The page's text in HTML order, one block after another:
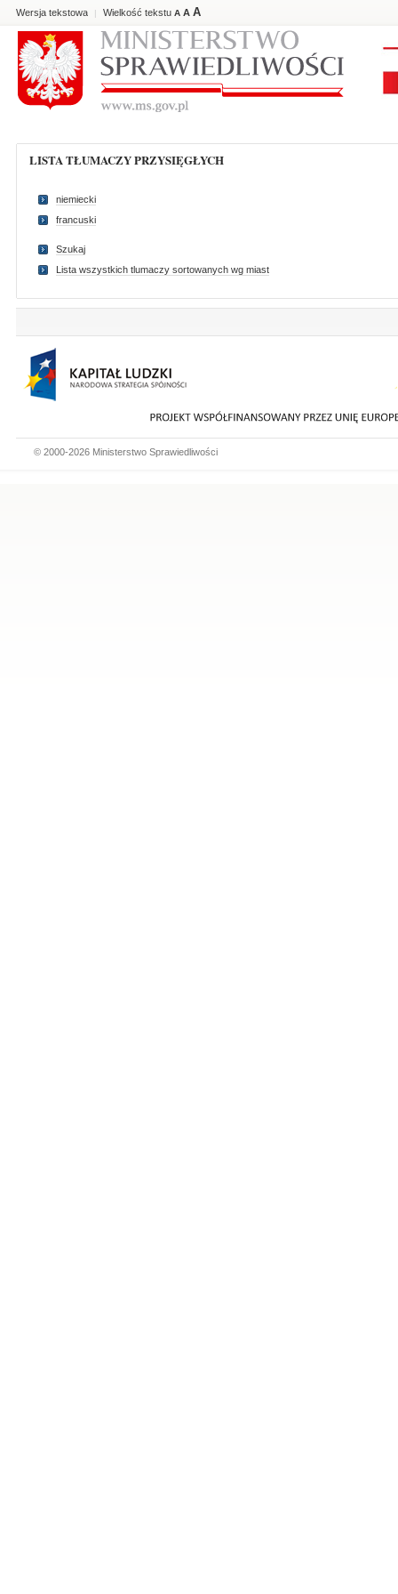
Wersja tekstowa | Wielkość tekstu A A A
LISTA TŁUMACZY PRZYSIĘGŁYCH
niemiecki
francuski
Szukaj
Lista wszystkich tlumaczy sortowanych wg miast
© 2000-2026 Ministerstwo Sprawiedliwości